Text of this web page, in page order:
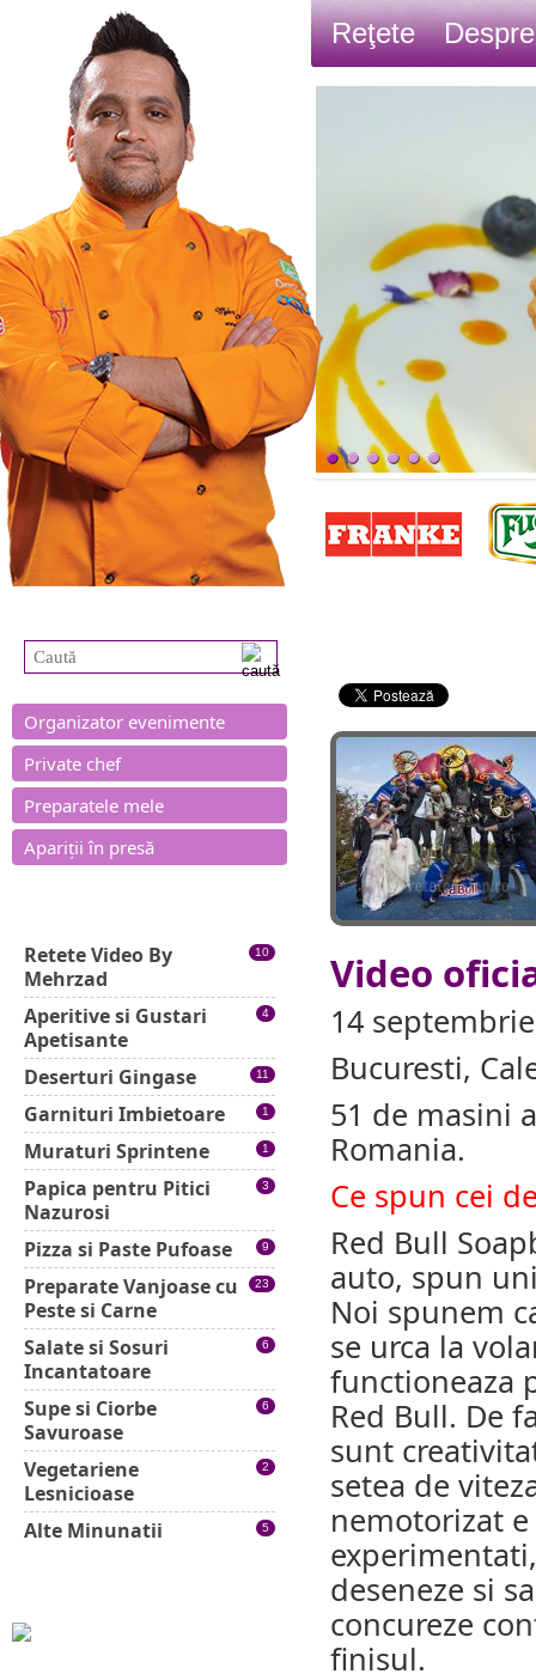
Reţete
Contact
Video
14
Bucuresti,
51 de masini
Romania.
Ce spun cei
Red Bull
auto, spun
Noi spunem
se urca la
functioneaza
Red Bull. De
sunt
setea de
nemotorizat
deseneze si
concureze
finisul.
Organizator evenimente
Private chef
Preparatele mele
Apariții în presă
Retete Video By
Mehrzad
10
Aperitive si Gustari
Apetisante
4
Deserturi Gingase 11
Garnituri Imbietoare 1
Muraturi Sprintene 1
Papica pentru Pitici
Nazurosi
3
Pizza si Paste Pufoase 9
Preparate Vanjoase cu
Peste si Carne
23
Salate si Sosuri
Incantatoare
6
Supe si Ciorbe
Savuroase
6
Vegetariene
Lesnicioase
2
Alte Minunatii 5